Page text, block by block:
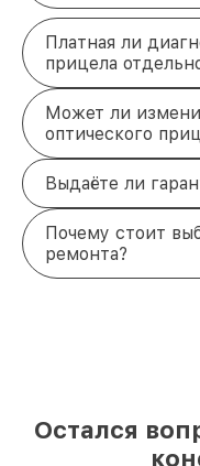
Платная ли
прицела
Может ли
оптического
Выдаёте ли
Почему стоит
ремонта?
Остался